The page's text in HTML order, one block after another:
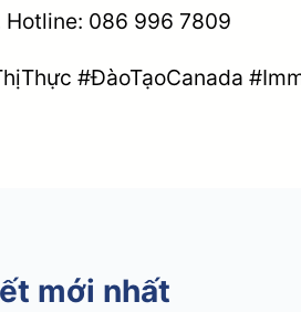
Hotline: 086 996 7809
#ĐàoTạoCanada
mới nhất